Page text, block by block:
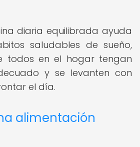
diaria equilibrada ayuda
saludables de sueño,
todos en el hogar tengan
y se levanten con
el día.
alimentación